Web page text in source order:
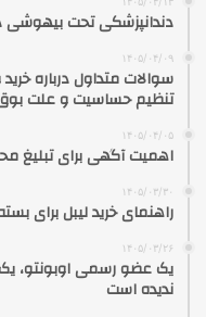
دندانپزشکی تحت بیهوشی
۱۴۰۵/۰۴/۰۹
سوالات متداول درباره
تنظیم حساسیت و علت
۱۴۰۵/۰۴/۰۵
اهمیت آگهی برای تبلیغ
۱۴۰۵/۰۳/۳۰
راهنمای خرید لیبل برای
۱۴۰۵/۰۳/۲۶
یک عضو رسمی اوبونتو،
ندیده است